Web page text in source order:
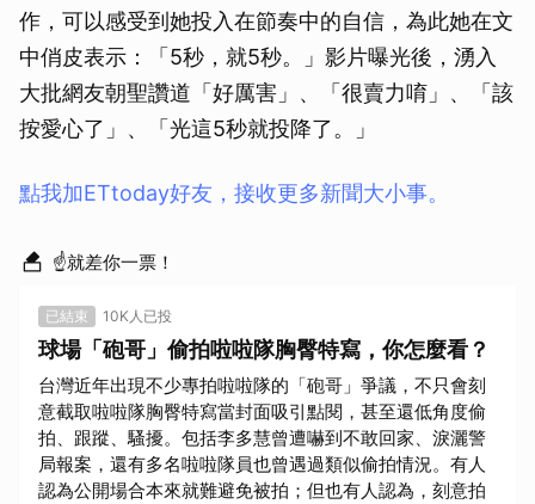
作，可以感受到她投入在節奏中的自信，為此她在文
中俏皮表示：「5秒，就5秒。」影片曝光後，湧入
大批網友朝聖讚道「好厲害」、「很賣力唷」、「該
按愛心了」、「光這5秒就投降了。」
點我加ETtoday好友，接收更多新聞大小事。
☝就差你一票！
已結束 10K人已投
球場「砲哥」偷拍啦啦隊胸臀特寫，你怎麼看？
台灣近年出現不少專拍啦啦隊的「砲哥」爭議，不只會刻
意截取啦啦隊胸臀特寫當封面吸引點閱，甚至還低角度偷
拍、跟蹤、騷擾。包括李多慧曾遭嚇到不敢回家、淚灑警
局報案，還有多名啦啦隊員也曾遇過類似偷拍情況。有人
認為公開場合本來就難避免被拍；但也有人認為，刻意拍